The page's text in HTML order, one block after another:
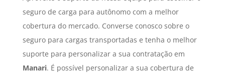
seguro de carga para autônomo com a melhor
cobertura do mercado. Converse conosco sobre o
seguro para cargas transportadas e tenha o melhor
suporte para personalizar a sua contratação em
Manari. É possível personalizar a sua cobertura de